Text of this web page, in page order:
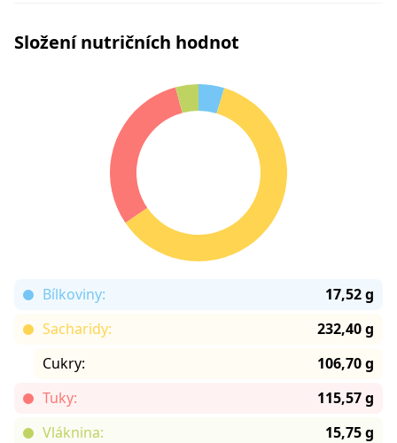
Složení nutričních hodnot
Bílkoviny:
17,52 g
Sacharidy:
232,40 g
Cukry:
106,70 g
Tuky:
115,57 g
Vláknina:
15,75 g